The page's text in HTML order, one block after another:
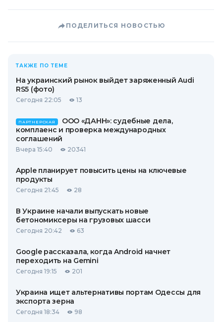
ПОДЕЛИТЬСЯ НОВОСТЬЮ
ТАКЖЕ ПО ТЕМЕ
На украинский рынок выйдет заряженный Audi
RS5 (фото)
Сегодня 22:05 13
ПАРТНЕРСКАЯ
ООО «ДАНН»: судебные дела,
комплаенс и проверка международных
соглашений
Вчера 15:40 20341
Apple планирует повысить цены на ключевые
продукты
Сегодня 21:45 28
В Украине начали выпускать новые
бетономиксеры на грузовых шасси
Сегодня 20:42 63
Google рассказала, когда Android начнет
переходить на Gemini
Сегодня 19:15 201
Украина ищет альтернативы портам Одессы для
экспорта зерна
Сегодня 18:34 98